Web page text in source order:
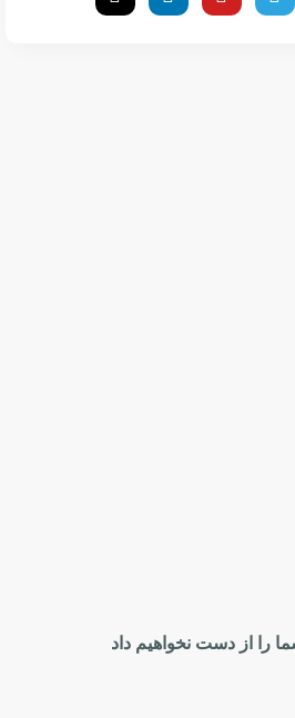
را از دست نخواهیم داد